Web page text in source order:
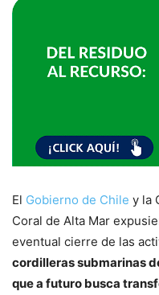
El Gobierno de Chile y la
Coral de Alta Mar
eventual cierre de las
cordilleras submarinas
que a futuro busca